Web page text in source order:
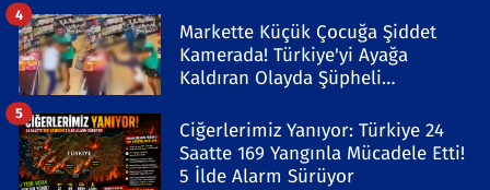
Markette Küçük Çocuğa Şiddet
Kamerada! Türkiye'yi Ayağa
Kaldıran Olayda Şüpheli
4
Ciğerlerimiz Yanıyor: Türkiye 24
Saatte 169 Yangınla Mücadele Etti!
5 İlde Alarm Sürüyor
5